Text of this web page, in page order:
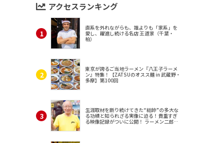
アクセスランキング
直系を外れながらも、誰よりも「家系」を
愛し、躍進し続ける名店 王道家（千葉・
柏）
東京が誇るご当地ラーメン『八王子ラーメ
ン』特集！【ZATSUのオスス麺 in 武蔵野・
多摩】第100回
生涯取材を断り続けてきた“総帥”の多大な
る功績と知られざる実像に迫る！貴重すぎ
る映像記録がついに公開！ ラーメン二郎